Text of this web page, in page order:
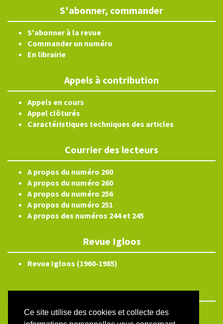
Ce site utilise des cookies et collecte des
S'abonner, commander
S'abonner à la revue
Commander un numéro
En librairie
Appels à contribution
Appels en cours
Appel clôturés
Caractéristiques techniques des articles
Courrier des lecteurs
A propos du numéro 260
A propos du numéro 260
A propos du numéro 256
A propos du numéro 251
A propos des numéros 244 et 245
Revue Igloos
Revue Igloos (1960-1985)
ISSN électronique 2804-3359